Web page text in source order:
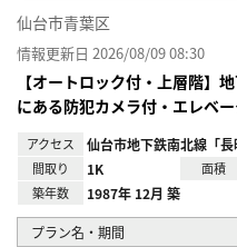
仙台市青葉区
情報更新日 2026/08/09 08:30
【オートロック付・上層階
にある防犯カメラ付・エレベー
アクセス 仙台市地下鉄南北線「長
間取り 1K 面積
築年数 1987年 12月 築
プラン名・期間